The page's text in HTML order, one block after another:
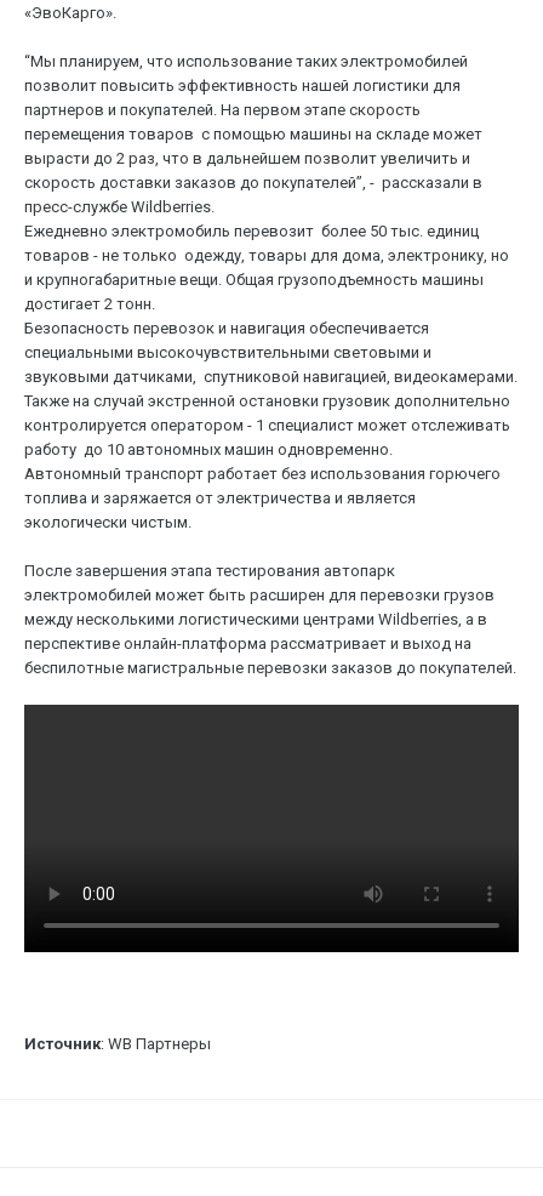
«ЭвоКарго».
“Мы планируем, что использование таких электромобилей
позволит повысить эффективность нашей логистики для
партнеров и покупателей. На первом этапе скорость
перемещения товаров с помощью машины на складе может
вырасти до 2 раз, что в дальнейшем позволит увеличить и
скорость доставки заказов до покупателей”, - рассказали в
пресс-службе Wildberries.
Ежедневно электромобиль перевозит более 50 тыс. единиц
товаров - не только одежду, товары для дома, электронику, но
и крупногабаритные вещи. Общая грузоподъемность машины
достигает 2 тонн.
Безопасность перевозок и навигация обеспечивается
специальными высокочувствительными световыми и
звуковыми датчиками, спутниковой навигацией, видеокамерами.
Также на случай экстренной остановки грузовик дополнительно
контролируется оператором - 1 специалист может отслеживать
работу до 10 автономных машин одновременно.
Автономный транспорт работает без использования горючего
топлива и заряжается от электричества и является
экологически чистым.
После завершения этапа тестирования автопарк
электромобилей может быть расширен для перевозки грузов
между несколькими логистическими центрами Wildberries, а в
перспективе онлайн-платформа рассматривает и выход на
беспилотные магистральные перевозки заказов до покупателей.
Источник: WB Партнеры